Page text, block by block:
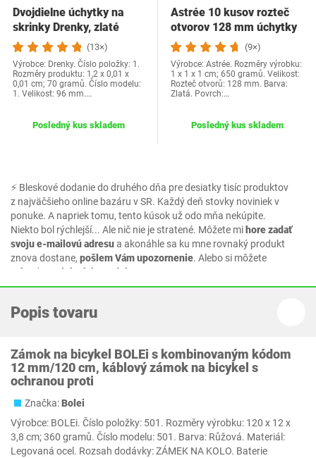
⚡ Bleskové dodanie do druhého dňa pre desiatky tisíc produktov
z najväčšieho online bazáru v SR. Každý deň stovky noviniek v
ponuke. A napriek tomu, tento kúsok už odo mňa nekúpite.
Niekto bol rýchlejší... Ale nič nie je stratené. Môžete mihore zadať
svoju e-mailovú adresua akonáhle sa ku mne rovnaký produkt
znova dostane, pošlem Vám upozornenie. Alebo si môžete
vybrať z podobných produktov.
Dvojdielne úchytky na
skrinky Drenky, zlaté
úchytky z…
(13×)
Výrobce: Drenky. Číslo položky: 1.
Rozměry produktu: 1,2 x 0,01 x
0,01 cm; 70 gramů. Číslo modelu:
1. Velikost: 96 mm.…
Posledný kus skladem
Astrée 10 kusov rozteč
otvorov 128 mm úchytky
skriniek z…
(9×)
Výrobce: Astrée. Rozměry výrobku:
1 x 1 x 1 cm; 650 gramů. Velikost:
Rozteč otvorů: 128 mm. Barva:
Zlatá. Povrch:…
Posledný kus skladem
Popis tovaru
Zámok na bicykel BOLEi s kombinovaným kódom
12 mm/120 cm, káblový zámok na bicykel s
ochranou proti
Značka:Bolei
Výrobce: BOLEi. Číslo položky: 501. Rozměry výrobku: 120 x 12 x
3,8 cm; 360 gramů. Číslo modelu: 501. Barva: Růžová. Materiál:
Legovaná ocel. Rozsah dodávky: ZÁMEK NA KOLO. Baterie